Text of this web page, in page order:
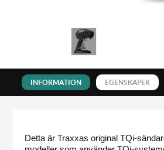
INFORMATION EGENSKAPER
Detta är Traxxas original TQi-